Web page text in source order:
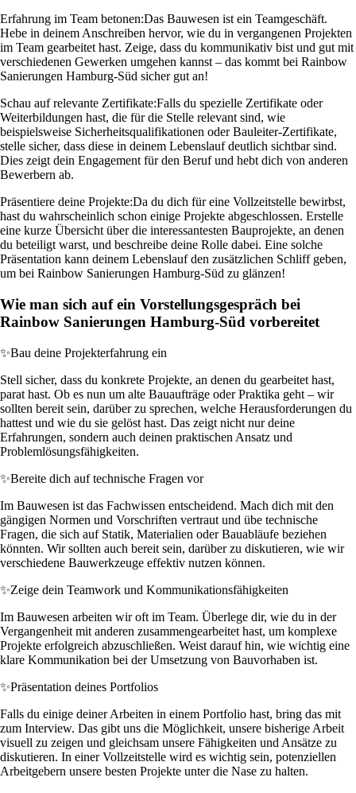
Erfahrung im Team betonen:Das Bauwesen ist ein Teamgeschäft.
Hebe in deinem Anschreiben hervor, wie du in vergangenen Projekten
im Team gearbeitet hast. Zeige, dass du kommunikativ bist und gut mit
verschiedenen Gewerken umgehen kannst – das kommt bei Rainbow
Sanierungen Hamburg-Süd sicher gut an!
Schau auf relevante Zertifikate:Falls du spezielle Zertifikate oder
Weiterbildungen hast, die für die Stelle relevant sind, wie
beispielsweise Sicherheitsqualifikationen oder Bauleiter-Zertifikate,
stelle sicher, dass diese in deinem Lebenslauf deutlich sichtbar sind.
Dies zeigt dein Engagement für den Beruf und hebt dich von anderen
Bewerbern ab.
Präsentiere deine Projekte:Da du dich für eine Vollzeitstelle bewirbst,
hast du wahrscheinlich schon einige Projekte abgeschlossen. Erstelle
eine kurze Übersicht über die interessantesten Bauprojekte, an denen
du beteiligt warst, und beschreibe deine Rolle dabei. Eine solche
Präsentation kann deinem Lebenslauf den zusätzlichen Schliff geben,
um bei Rainbow Sanierungen Hamburg-Süd zu glänzen!
Wie man sich auf ein Vorstellungsgespräch bei
Rainbow Sanierungen Hamburg-Süd vorbereitet
✨Bau deine Projekterfahrung ein
Stell sicher, dass du konkrete Projekte, an denen du gearbeitet hast,
parat hast. Ob es nun um alte Bauaufträge oder Praktika geht – wir
sollten bereit sein, darüber zu sprechen, welche Herausforderungen du
hattest und wie du sie gelöst hast. Das zeigt nicht nur deine
Erfahrungen, sondern auch deinen praktischen Ansatz und
Problemlösungsfähigkeiten.
✨Bereite dich auf technische Fragen vor
Im Bauwesen ist das Fachwissen entscheidend. Mach dich mit den
gängigen Normen und Vorschriften vertraut und übe technische
Fragen, die sich auf Statik, Materialien oder Bauabläufe beziehen
könnten. Wir sollten auch bereit sein, darüber zu diskutieren, wie wir
verschiedene Bauwerkzeuge effektiv nutzen können.
✨Zeige dein Teamwork und Kommunikationsfähigkeiten
Im Bauwesen arbeiten wir oft im Team. Überlege dir, wie du in der
Vergangenheit mit anderen zusammengearbeitet hast, um komplexe
Projekte erfolgreich abzuschließen. Weist darauf hin, wie wichtig eine
klare Kommunikation bei der Umsetzung von Bauvorhaben ist.
✨Präsentation deines Portfolios
Falls du einige deiner Arbeiten in einem Portfolio hast, bring das mit
zum Interview. Das gibt uns die Möglichkeit, unsere bisherige Arbeit
visuell zu zeigen und gleichsam unsere Fähigkeiten und Ansätze zu
diskutieren. In einer Vollzeitstelle wird es wichtig sein, potenziellen
Arbeitgebern unsere besten Projekte unter die Nase zu halten.